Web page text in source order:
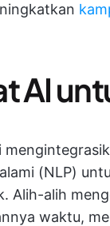
AI
(NLP)
Alih-alih
waktu,